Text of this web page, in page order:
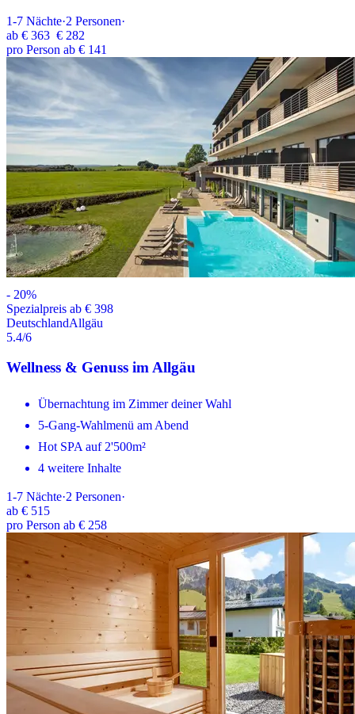
1-7 Nächte·2 Personen·
ab € 363 € 282
pro Person ab € 141
- 20%
Spezialpreis ab € 398
DeutschlandAllgäu
5.4/6
Wellness & Genuss im Allgäu
Übernachtung im Zimmer deiner Wahl
5-Gang-Wahlmenü am Abend
Hot SPA auf 2'500m²
4 weitere Inhalte
1-7 Nächte·2 Personen·
ab € 515
pro Person ab € 258